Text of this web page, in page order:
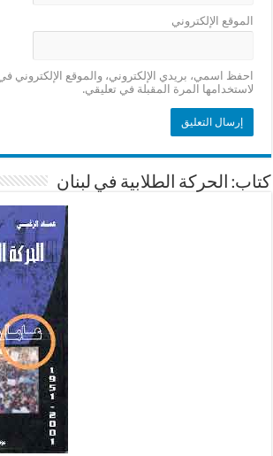
الموقع الإلكتروني
احفظ اسمي، بريدي الإلكتروني، والموقع الإلكتروني
لاستخدامها المرة المقبلة في تعليقي.
كتاب: الحركة الطلابية في لبنان